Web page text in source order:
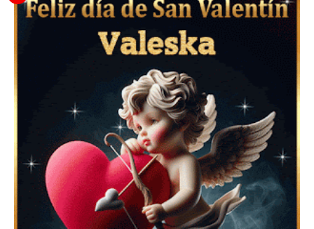
Feliz San Valentín Azucena